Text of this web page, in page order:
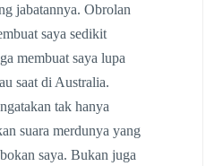
jabatannya. Obrolan
saya sedikit
membuat saya lupa
saat di Australia.
tak hanya
suara merdunya yang
saya. Bukan juga